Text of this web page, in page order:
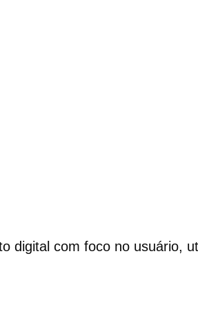
digital com foco no usuário,